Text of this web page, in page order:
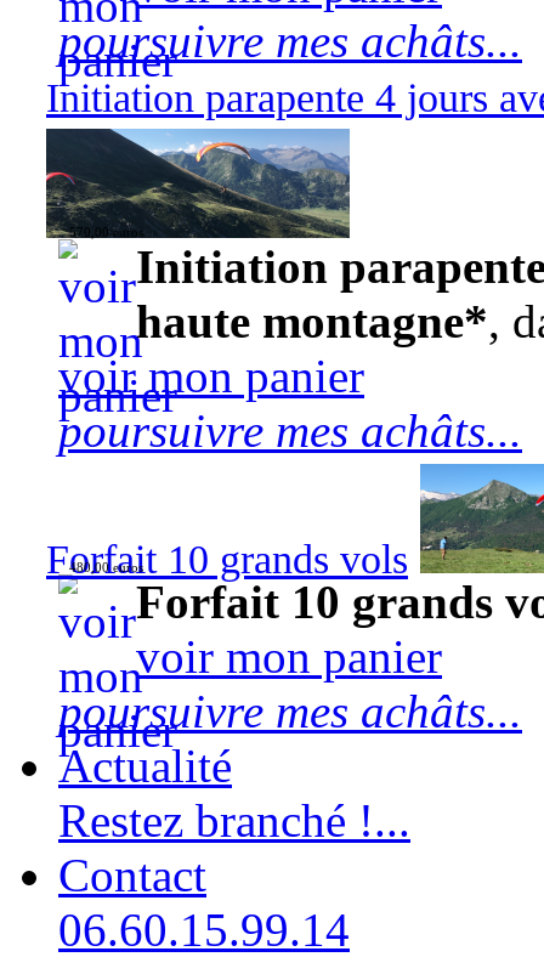
poursuivre mes achâts...
Initiation parapente 4 jours
570,00 euros
Initiation
haute montagne*,
voir mon panier
poursuivre mes achâts...
Forfait 10 grands vols
480,00 euros
Forfait 10 grands
voir mon panier
poursuivre mes achâts...
Actualité
Restez branché !...
Contact
06.60.15.99.14